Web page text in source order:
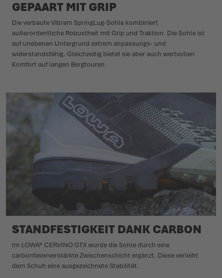
GEPAART MIT GRIP
Die verbaute Vibram SpringLug-Sohle kombiniert
außerordentliche Robustheit mit Grip und Traktion. Die Sohle ist
auf unebenen Untergrund extrem anpassungs- und
widerstandsfähig. Gleichzeitig bietet sie aber auch wertvollen
Komfort auf langen Bergtouren.
STANDFESTIGKEIT DANK CARBON
Im LOWA® CERVINO GTX wurde die Sohle durch eine
carbonfaserverstärkte Zwischenschicht ergänzt. Diese verleiht
dem Schuh eine ausgezeichnete Stabilität.